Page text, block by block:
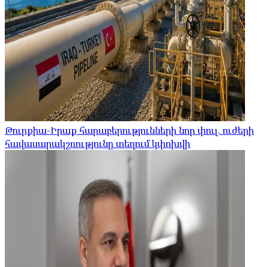
Թուրքիա-Իրաք հարաբերությունների նոր փուլ. ուժերի
հավասարակշռությունը տեղում կփոխվի